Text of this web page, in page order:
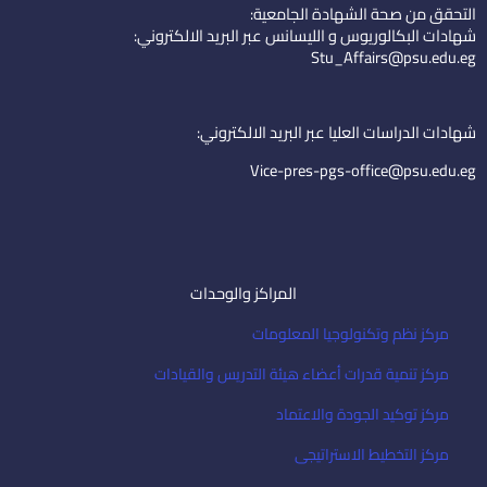
-
e
i
l
u
b
e
d
التحقق من صحة الشهادة الجامعية:
شهادات البكالوريوس و الليسانس عبر البريد الالكتروني:
Stu_Affairs@psu.edu.eg
شهادات الدراسات العليا عبر البريد الالكتروني:
Vice-pres-pgs-office@psu.edu.eg
المراكز والوحدات
مركز نظم وتكنولوجيا المعلومات
مركز تنمية قدرات أعضاء هيئة التدريس والقيادات
مركز توكيد الجودة والاعتماد
مركز التخطيط الاستراتيجى